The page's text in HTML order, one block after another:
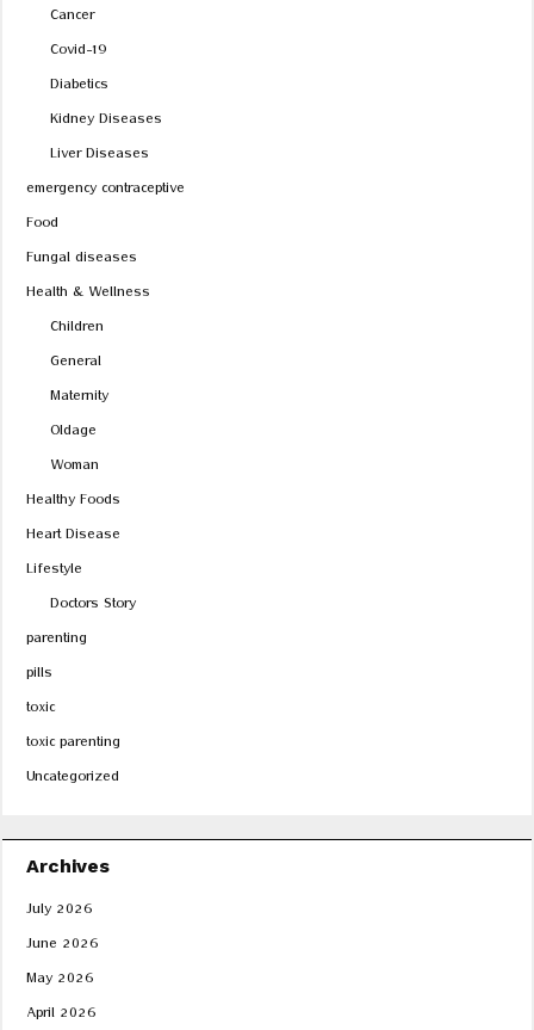
Cancer
Covid-19
Diabetics
Kidney Diseases
Liver Diseases
emergency contraceptive
Food
Fungal diseases
Health & Wellness
Children
General
Maternity
Oldage
Woman
Healthy Foods
Heart Disease
Lifestyle
Doctors Story
parenting
pills
toxic
toxic parenting
Uncategorized
Archives
July 2026
June 2026
May 2026
April 2026